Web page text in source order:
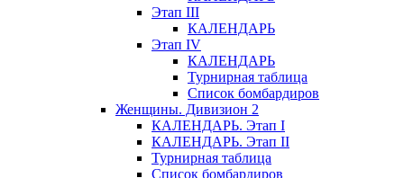
Этап III
КАЛЕНДАРЬ
Этап IV
КАЛЕНДАРЬ
Турнирная таблица
Список бомбардиров
Женщины. Дивизион 2
КАЛЕНДАРЬ. Этап I
КАЛЕНДАРЬ. Этап II
Турнирная таблица
Список бомбардиров